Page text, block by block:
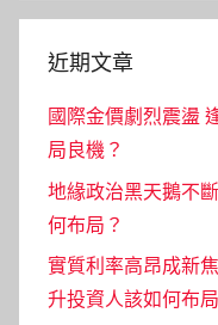
近期文章
國際金價劇烈震盪
局良機？
地緣政治黑天鵝不
何布局？
實質利率高昂成新
升投資人該如何布局